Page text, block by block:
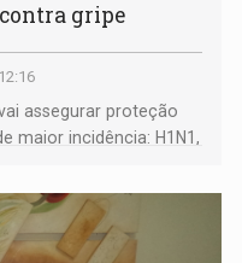
gripe
assegurar proteção
maior incidência: H1N1,